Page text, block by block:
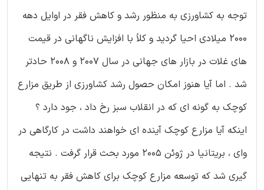
توجه به كشاورزی به منظور رشد و كاهش فقر در اوایل دهه
2000 میلادی احیا گردید و كلاً با افزایش ناگهانی در قیمت
های غلات در بازار های جهانی در سال 2007 و 2008 حادتر
شد . اما آیا هنوز امكان حصول رشد كشاورزی از طریق مزارع
كوچك به گونه ای كه در انقلاب سبز رخ داد ، جود دارد ؟
اینكه آیا مزارع كوچك آینده ای خواهند داشت در كارگاهی در
وای ، بریتانیا در ژوئن 2005 مورد بحث قرار گرفت . نتیجه
گیری شد كه توسعه مزارع كوچك برای كاهش فقر به تنهایی